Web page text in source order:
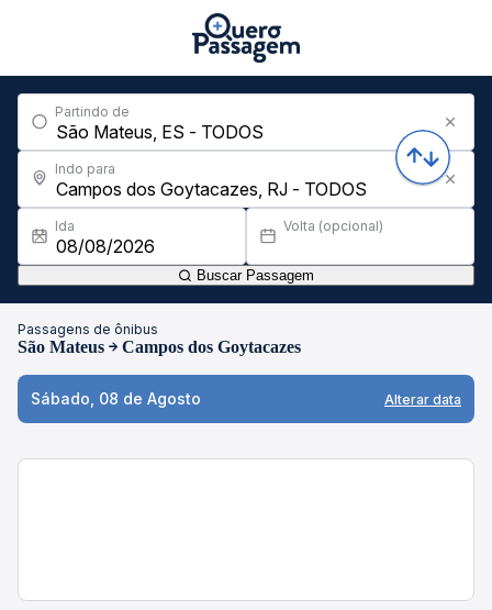
Partindo de
Indo para
Ida Volta (opcional)
Buscar Passagem
Passagens de ônibus
São Mateus Campos dos Goytacazes
Sábado, 08 de Agosto Alterar data